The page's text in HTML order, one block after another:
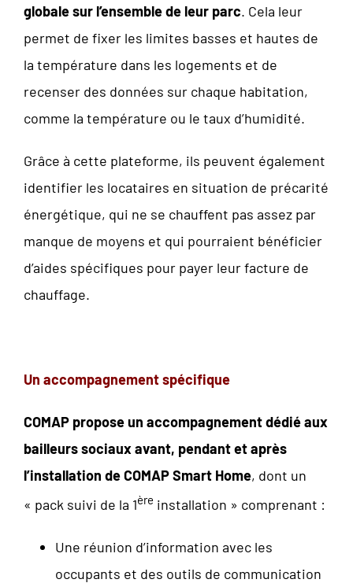
globale sur l’ensemble de leur parc. Cela leur
permet de fixer les limites basses et hautes de
la température dans les logements et de
recenser des données sur chaque habitation,
comme la température ou le taux d’humidité.
Grâce à cette plateforme, ils peuvent également
identifier les locataires en situation de précarité
énergétique, qui ne se chauffent pas assez par
manque de moyens et qui pourraient bénéficier
d’aides spécifiques pour payer leur facture de
chauffage.
Un accompagnement spécifique
COMAP propose un accompagnement dédié aux
bailleurs sociaux avant, pendant et après
l’installation de COMAP Smart Home, dont un
« pack suivi de la 1ère installation » comprenant :
Une réunion d’information avec les
occupants et des outils de communication